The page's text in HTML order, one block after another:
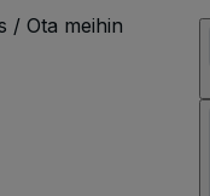
/ Ota meihin